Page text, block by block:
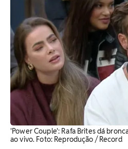
'Power Couple': Rafa Brites dá
ao vivo. ​Foto: Reprodução / Record